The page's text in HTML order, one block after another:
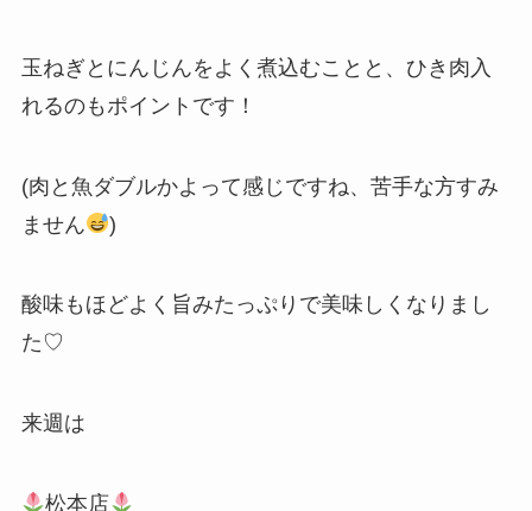
玉ねぎとにんじんをよく煮込むことと、ひき肉入
れるのもポイントです！
(肉と魚ダブルかよって感じですね、苦手な方すみ
ません
)
酸味もほどよく旨みたっぷりで美味しくなりまし
た♡
来週は
松本店